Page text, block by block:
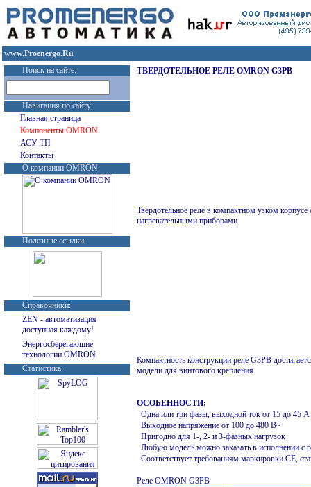
www.Proenergo.Ru
Поиск на сайте:
Навигация по сайту:
Главная страница
Компоненты OMRON
АСУ ТП
Контакты
О компании OMRON:
Полезные ссылки:
Справочники:
ZEN - автоматизация
доступная каждому!
Энергосберегающие
технологии OMRON
Статистика:
ТВЕРДОТЕЛЬНОЕ РЕЛЕ OMRON G3PB
Твердотельное реле в компактном узком
нагревательными приборами
Компактность конструкции реле G3PB
модели для винтового крепления.
ОСОБЕННОСТИ:
Одна или три фазы, выходной ток от 15 до 45 A
Выходное напряжение от 100 до 480 В~
Пригодно для 1-, 2- и 3-фазных нагрузок
Любую модель можно заказать в исполнении с
Соответствует требованиям маркировки CE,
Реле OMRON G3PB